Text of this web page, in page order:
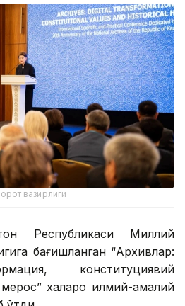
вазирлиги
Республикаси Миллий
бағишланган “Архивлар:
конституциявий
халқаро илмий-амалий